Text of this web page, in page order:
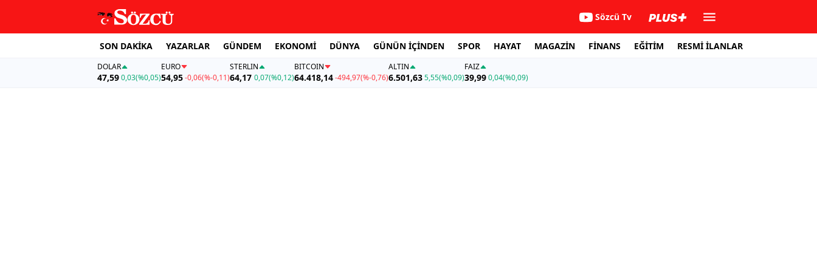
Sözcü Tv
SON DAKİKA YAZARLAR GÜNDEM EKONOMİ DÜNYA GÜNÜN İÇİNDEN SPOR HAYAT MAGAZİN FİNANS EĞİTİM RESMİ İLANLAR
DOLAR
47,590,03(%0,05)
EURO
54,95 -0,06(%-0,11)
STERLIN
64,17 0,07(%0,12)
BITCOIN
64.418,14-494,97(%-0,76)
ALTIN
6.501,635,55(%0,09)
FAİZ
39,990,04(%0,09)